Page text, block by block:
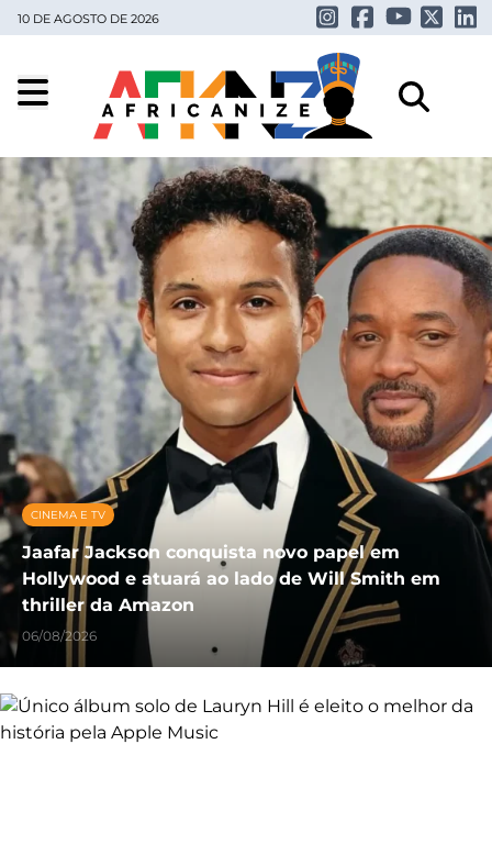
10 DE AGOSTO DE 2026
CINEMA E TV
Jaafar Jackson conquista novo papel em
Hollywood e atuará ao lado de Will Smith em
thriller da Amazon
06/08/2026